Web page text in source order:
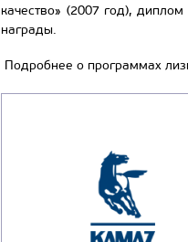
качество» (2007 год),
награды.
Подробнее о программах